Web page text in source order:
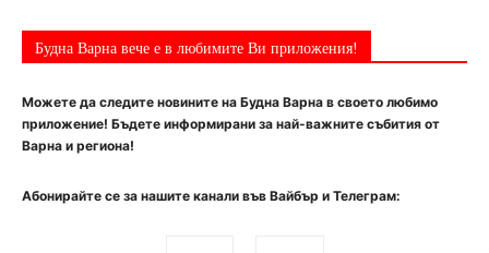
Будна Варна вече е в любимите Ви приложения!
Можете да следите новините на Будна Варна в своето любимо
приложение! Бъдете информирани за най-важните събития от
Варна и региона!
Абонирайте се за нашите канали във Вайбър и Телеграм: